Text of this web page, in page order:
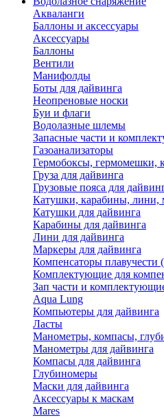
Акваланги
Баллоны и аксессуары
Аксессуары
Баллоны
Вентили
Манифолды
Боты для дайвинга
Неопреновые носки
Буи и флаги
Водолазные шлемы
Запасные части и
Газоанализаторы
Гермобоксы, гермомешки,
Груза для дайвинга
Грузовые пояса для
Катушки, карабины, лини,
Катушки для дайвинга
Карабины для дайвинга
Лини для дайвинга
Маркеры для дайвинга
Компенсаторы плавучести
Комплектующие для
Зап части и
Aqua Lung
Компьютеры для дайвинга
Ласты
Манометры, компасы,
Манометры для дайвинга
Компасы для дайвинга
Глубиномеры
Маски для дайвинга
Аксессуары к маскам
Mares